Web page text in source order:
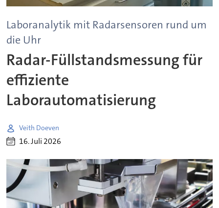
Laboranalytik mit Radarsensoren rund um
die Uhr
Radar-Füllstandsmessung für
effiziente
Laborautomatisierung
Veith Doeven
16. Juli 2026